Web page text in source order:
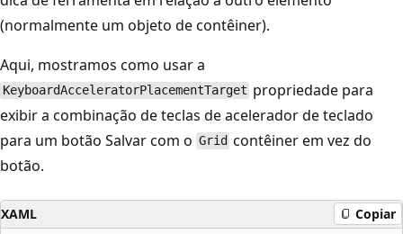
(normalmente um objeto de contêiner).
Aqui, mostramos como usar a
KeyboardAcceleratorPlacementTarget propriedade para
exibir a combinação de teclas de acelerador de teclado
para um botão Salvar com o Grid contêiner em vez do
botão.
XAML Copiar